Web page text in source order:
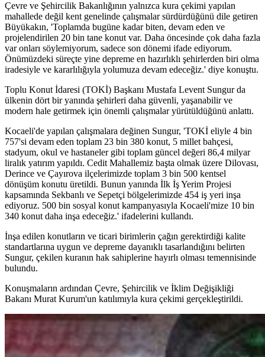
Çevre ve Şehircilik Bakanlığının yalnızca kura çekimi yapılan
mahallede değil kent genelinde çalışmalar sürdürdüğünü dile getiren
Büyükakın, 'Toplamda bugüne kadar biten, devam eden ve
projelendirilen 20 bin tane konut var. Daha öncesinde çok daha fazla
var onları söylemiyorum, sadece son dönemi ifade ediyorum.
Önümüzdeki süreçte yine depreme en hazırlıklı şehirlerden biri olma
iradesiyle ve kararlılığıyla yolumuza devam edeceğiz.' diye konuştu.
Toplu Konut İdaresi (TOKİ) Başkanı Mustafa Levent Sungur da
ülkenin dört bir yanında şehirleri daha güvenli, yaşanabilir ve
modern hale getirmek için önemli çalışmalar yürütüldüğünü anlattı.
Kocaeli'de yapılan çalışmalara değinen Sungur, 'TOKİ eliyle 4 bin
757'si devam eden toplam 23 bin 380 konut, 5 millet bahçesi,
stadyum, okul ve hastaneler gibi toplam güncel değeri 86,4 milyar
liralık yatırım yapıldı. Cedit Mahallemiz başta olmak üzere Dilovası,
Derince ve Çayırova ilçelerimizde toplam 3 bin 500 kentsel
dönüşüm konutu üretildi. Bunun yanında İlk İş Yerim Projesi
kapsamında Sekbanlı ve Sepetçi bölgelerimizde 454 iş yeri inşa
ediyoruz. 500 bin sosyal konut kampanyasıyla Kocaeli'mize 10 bin
340 konut daha inşa edeceğiz.' ifadelerini kullandı.
İnşa edilen konutların ve ticari birimlerin çağın gerektirdiği kalite
standartlarına uygun ve depreme dayanıklı tasarlandığını belirten
Sungur, çekilen kuranın hak sahiplerine hayırlı olması temennisinde
bulundu.
Konuşmaların ardından Çevre, Şehircilik ve İklim Değişikliği
Bakanı Murat Kurum'un katılımıyla kura çekimi gerçekleştirildi.